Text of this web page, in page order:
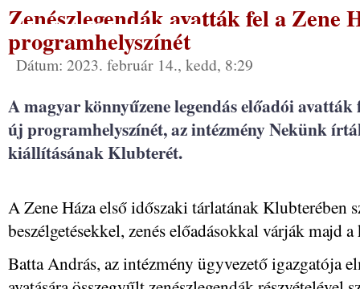
Zenészlegendák avatták fel a Zene
programhelyszínét
Dátum: 2023. február 14., kedd, 8:29
A magyar könnyűzene legendás előadói
új programhelyszínét, az intézmény Nekünk
kiállításának Klubterét.
A Zene Háza első időszaki tárlatának
beszélgetésekkel, zenés előadásokkal várják majd a
Batta András, az intézmény ügyvezető igazgatója